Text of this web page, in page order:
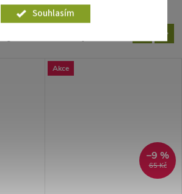
Souhlasím
ještě dokoupit
Akce
65 Kč
–9 %